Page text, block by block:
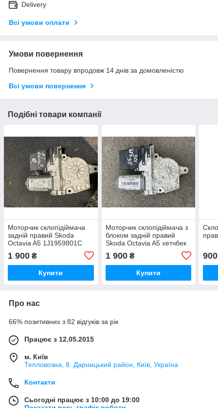
Delivery
Всі умови оплати
Умови повернення
Повернення товару впродовж 14 днів за домовленістю
Всі умови повернення
Подібні товари компанії
Моторчик склопідіймача
задній правий Skoda
Octavia A5 1J1959801C
1 900 ₴
Купити
Моторчик склопідіймача з
блоком задній правий
Skoda Octavia A5 хетчбек
1 900₴
Купити
900
Про нас
66% позитивних з 82 відгуків за рік
Працює з 12.05.2015
м. Київ
Тепловозна, 8. Дарницький район, Київ, Україна
Контакти
Сьогодні працює з 10:00 до 19:00